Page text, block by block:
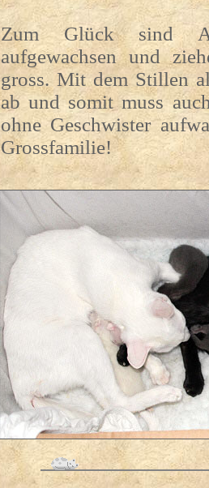
Zum Glück sind
aufgewachsen und
gross. Mit dem Stillen
ab und somit muss
ohne Geschwister
Grossfamilie!